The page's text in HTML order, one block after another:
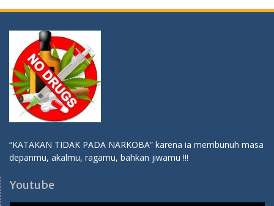
“KATAKAN TIDAK PADA NARKOBA” karena ia membunuh masa
depanmu, akalmu, ragamu, bahkan jiwamu !!!
Youtube